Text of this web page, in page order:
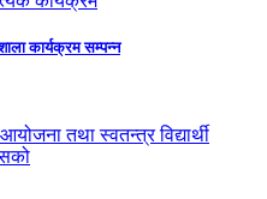
कार्यक्रम सम्पन्न
तथा स्वतन्त्र विद्यार्थी